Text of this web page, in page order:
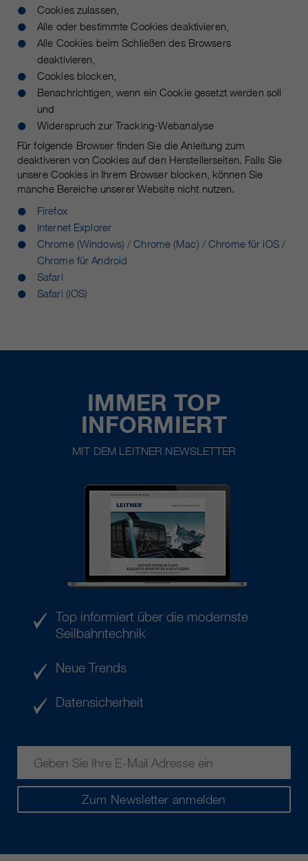
Cookies zulassen,
Alle oder bestimmte Cookies deaktivieren,
Alle Cookies beim Schließen des Browsers
deaktivieren,
Cookies blocken,
Benachrichtigen, wenn ein Cookie gesetzt werden soll
und
Widerspruch zur Tracking-Webanalyse
Für folgende Browser finden Sie die Anleitung zum
deaktiveren von Cookies auf den Herstellerseiten. Falls Sie
unsere Cookies in Ihrem Browser blocken, können Sie
manche Bereiche unserer Website nicht nutzen.
Firefox
Internet Explorer
Chrome (Windows) / Chrome (Mac) / Chrome für iOS /
Chrome für Android
Safari
Safari (iOS)
IMMER TOP
INFORMIERT
MIT DEM LEITNER NEWSLETTER
Zum Newsletter anmelden
Top informiert über die modernste
Seilbahntechnik
Neue Trends
Datensicherheit